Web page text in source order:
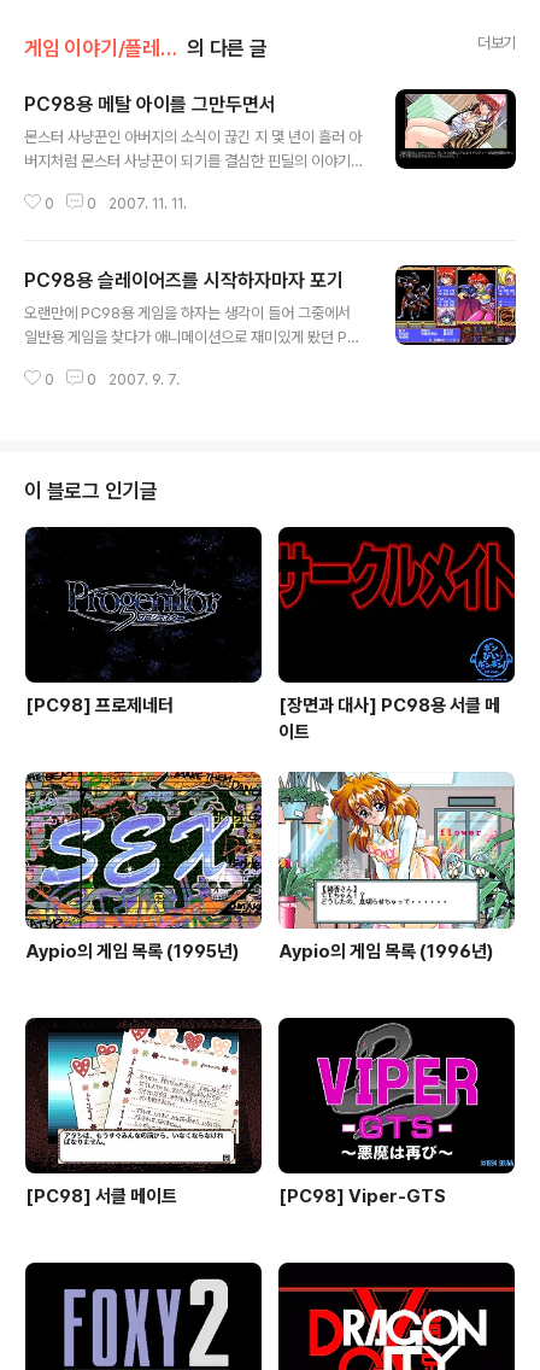
게임 이야기/플레이 소감 의 다른 글 더보기
PC98용 메탈 아이를 그만두면서
몬스터 사냥꾼인 아버지의 소식이 끊긴 지 몇 년이 흘러 아
버지처럼 몬스터 사냥꾼이 되기를 결심한 핀딜의 이야기를
탈 아이(メタルアイ)을 해봤는데 마을을 나가자마자 만나
으로 움직이는 방식이고 맨 처음에는 레벨 0 그리고 HP가
20인 주인공 혼자 돌아다니게 되는데 가장 약한 원숭이처
럼 생긴 적이 주인공보다 HP가 더 높고 적이 하나만 나타
타나면 적을 하나 죽이기도 전에 적의 집단 공격에 HP가 0
0 0 2007. 11. 11.
PC98용 슬레이어즈를 시작하자마자 포기
오랜만에 PC98용 게임을 하자는 생각이 들어 그중에서
일반용 게임을 찾다가 애니메이션으로 재미있게 봤던 PC
게임을 시작했습니다. 제르가디스와 아멜리아, 실피르 뿐
첫 전투를 하자마자 게임을 포기했습니다. 롤플레잉 게임
은 다양한 능력치(힘, 지력, 민첩 등)를 가진 캐릭터가 전투
를 통해 경험을 쌓아 보다 강한 캐릭터로 성장하는 재미가
있다고 생각하는데 이 게임은 MP와 HP밖에 없고 전투를
해도 돈만 나오기 때문입니다. 그리고 던전 롤플레잉답게
던전을 돌아다녀야 하는데 자동 지도가 게임 화면에..
0 0 2007. 9. 7.
이 블로그 인기글
[PC98] 프로제네터
[장면과 대사] PC98용 서클 메
이트
Aypio의 게임 목록 (1995년) Aypio의 게임 목록 (1996년)
[PC98] 서클 메이트 [PC98] Viper-GTS